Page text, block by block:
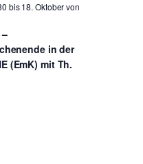
bis18. Oktober von
in der
(EmK) mit Th.